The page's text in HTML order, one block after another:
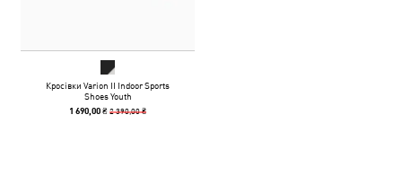
Кросівки Varion II Indoor Sports
Shoes Youth
1 690,00 ₴2 390,00 ₴